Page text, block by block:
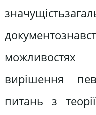
можливостях
вирішення
питань з